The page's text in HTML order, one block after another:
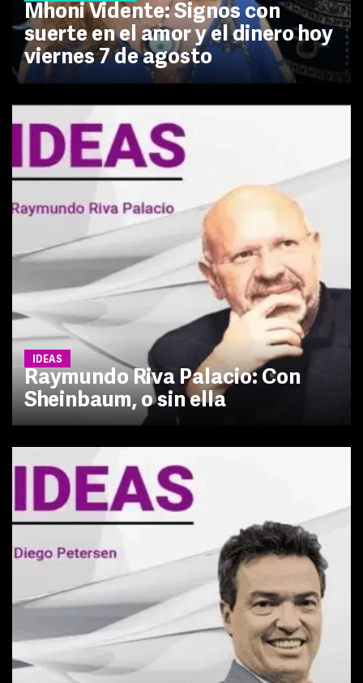
Mhoni Vidente: Signos con
suerte en el amor y el dinero hoy
viernes 7 de agosto
IDEAS
Raymundo Riva Palacio: Con
Sheinbaum, o sin ella